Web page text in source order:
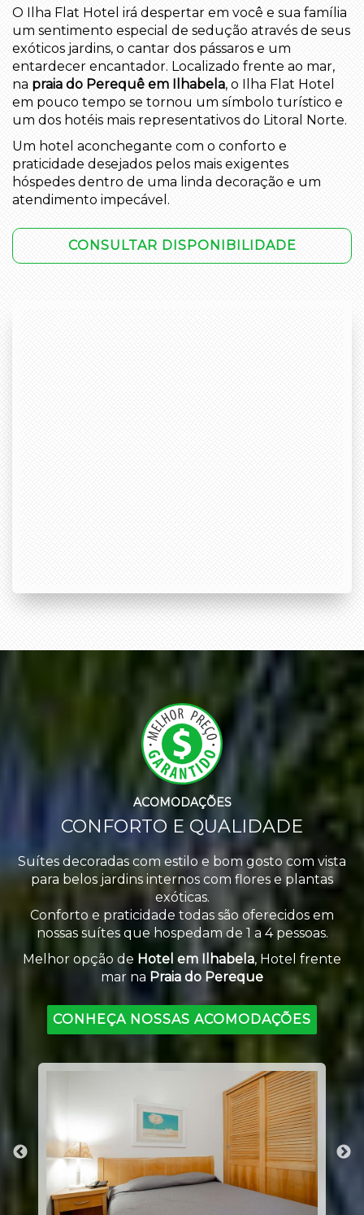
O Ilha Flat Hotel irá despertar em você e sua família
um sentimento especial de sedução através de seus
exóticos jardins, o cantar dos pássaros e um
entardecer encantador. Localizado frente ao mar,
na praia do Perequê em Ilhabela, o Ilha Flat Hotel
em pouco tempo se tornou um símbolo turístico e
um dos hotéis mais representativos do Litoral Norte.
Um hotel aconchegante com o conforto e
praticidade desejados pelos mais exigentes
hóspedes dentro de uma linda decoração e um
atendimento impecável.
CONSULTAR DISPONIBILIDADE
ACOMODAÇÕES
CONFORTO E QUALIDADE
Suítes decoradas com estilo e bom gosto com vista
para belos jardins internos com flores e plantas
exóticas.
Conforto e praticidade todas são oferecidos em
nossas suítes que hospedam de 1 a 4 pessoas.
Melhor opção de Hotel em Ilhabela, Hotel frente
mar na Praia do Pereque
CONHEÇA NOSSAS ACOMODAÇÕES